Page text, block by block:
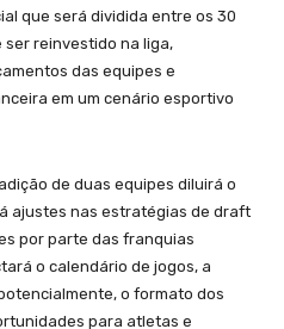
que será dividida entre os 30
ser reinvestido na liga,
das equipes e
em um cenário esportivo
de duas equipes diluirá o
ajustes nas estratégias de draft
por parte das franquias
o calendário de jogos, a
o formato dos
para atletas e